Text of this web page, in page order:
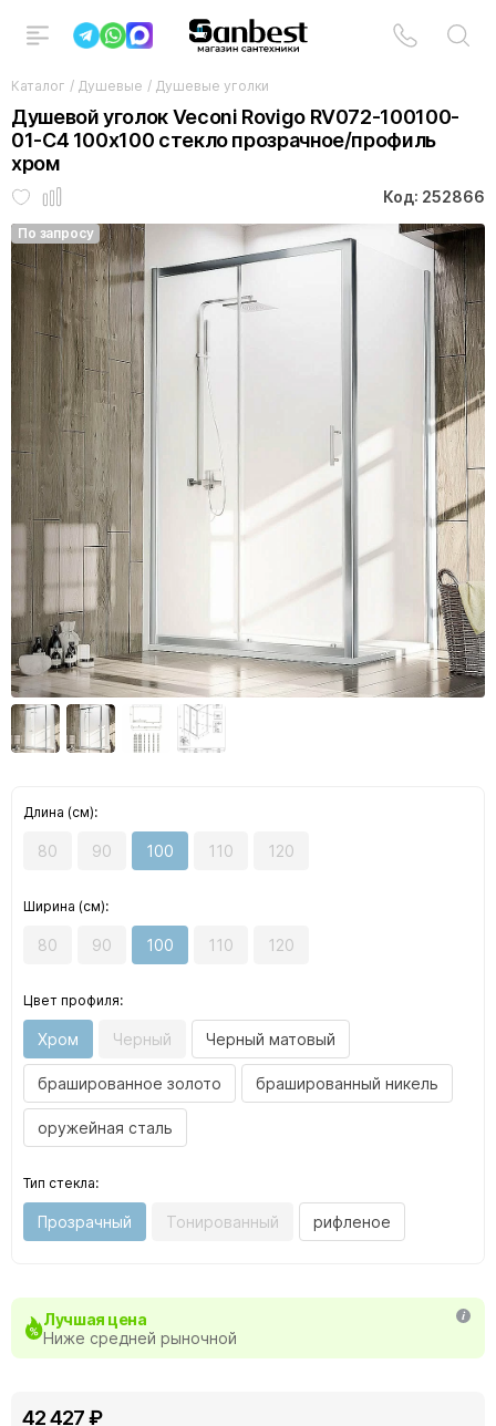
Каталог / Душевые / Душевые уголки
Душевой уголок Veconi Rovigo RV072-100100-
01-C4 100х100 стекло прозрачное/профиль
хром
Код: 252866
По запросу
Длина (см):
80 90 100 110 120
Ширина (см):
80 90 100 110 120
Цвет профиля:
Хром Черный Черный матовый
брашированное золото брашированный никель
оружейная сталь
Тип стекла:
Прозрачный Тонированный рифленое
Лучшая цена
Ниже средней рыночной
42 427 ₽